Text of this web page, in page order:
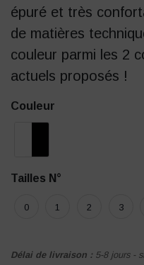
épuré et très
de matières
couleur parmi les 2
actuels proposés !
Couleur
Tailles N°
0 1 2 3
Délai de livraison : 5-8 jours -